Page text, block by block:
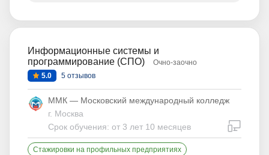
Информационные системы и
программирование (СПО)
Очно-заочно
5.0
5 отзывов
ММК — Московский международный колледж
г. Москва
Срок обучения: от 3 лет 10 месяцев
Стажировки на профильных предприятиях